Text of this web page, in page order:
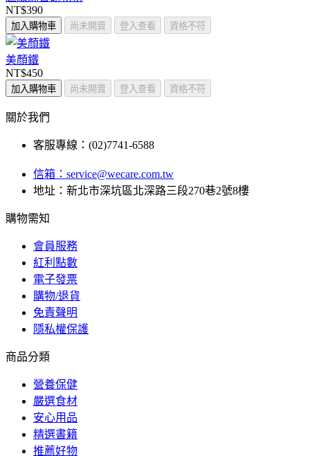
NT$390
加入購物車 尚未開賣 登入查看 資格不符
美顏鐵
NT$450
加入購物車 尚未開賣 登入查看 資格不符
關於我們
客服專線：(02)7741-6588
信箱： service@wecare.com.tw
地址：新北市深坑區北深路三段270巷2號8樓
購物需知
會員服務
紅利點數
電子發票
購物/退貨
免責聲明
隱私權保護
商品分類
營養保健
嚴選食材
安心用品
精選書籍
推薦好物